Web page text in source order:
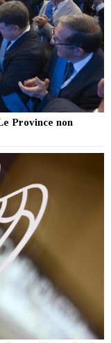
Province non